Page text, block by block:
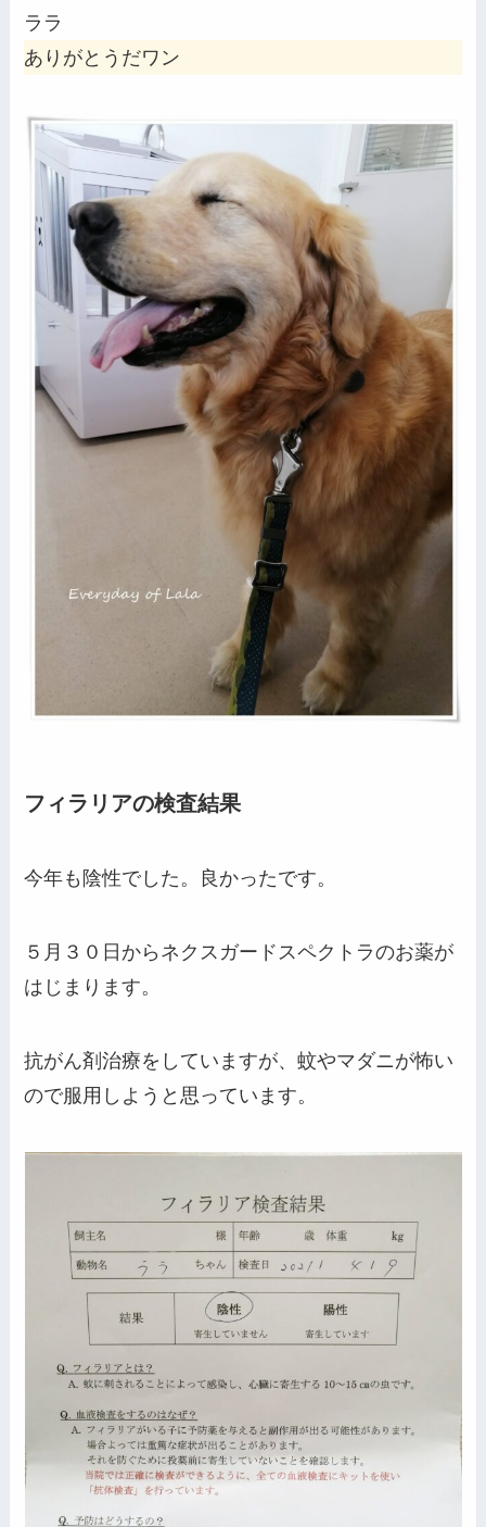
ララ
ありがとうだワン
フィラリアの検査結果
今年も陰性でした。良かったです。
５月３０日からネクスガードスペクトラのお薬が
はじまります。
抗がん剤治療をしていますが、蚊やマダニが怖い
ので服用しようと思っています。